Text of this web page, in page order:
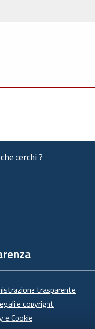
cerchi ?
trasparente
e copyright
e Cookie